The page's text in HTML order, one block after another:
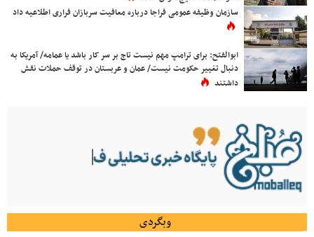
سازمان وظیفه عمومی فراجا درباره معافیت سربازان فراری اطلاعیه داد
ابوالفتح: برای ترامپ مهم نیست تاج بر سر کار باشد یا عمامه/ آمریکا به
دنبال تغییر حکومت نیست/ عمان و عربستان در توقف حملات نقش
داشتند
وبگردی